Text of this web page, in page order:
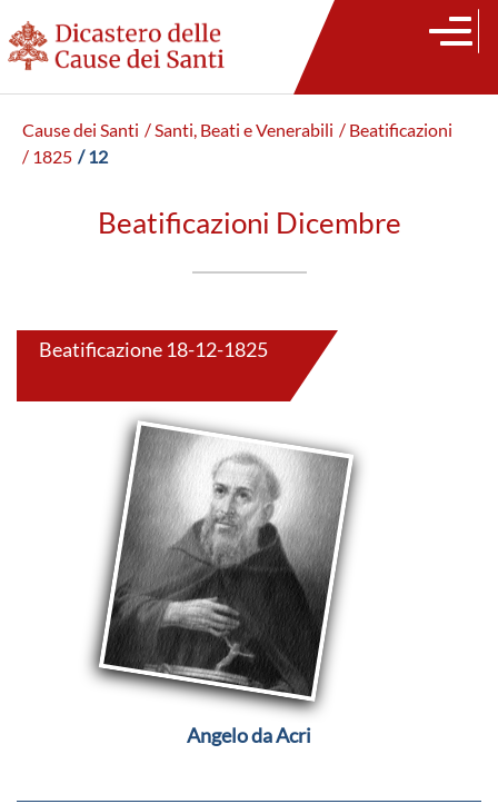
Cause dei Santi / Santi, Beati e Venerabili / Beatificazioni
/ 1825 / 12
Beatificazioni Dicembre
Beatificazione 18-12-1825
Angelo da Acri